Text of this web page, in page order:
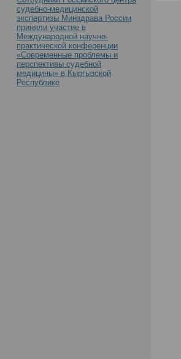
судебно-медицинской
экспертизы Минздрава России
приняли участие в
Международной научно-
практической конференции
«Современные проблемы и
перспективы судебной
медицины» в Кыргызской
Республике